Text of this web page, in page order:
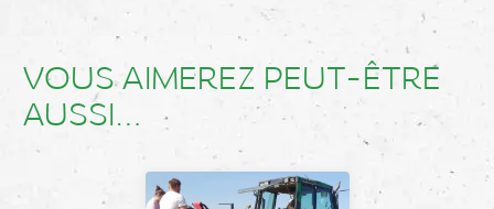
VOUS AIMEREZ PEUT-ÊTRE
AUSSI…